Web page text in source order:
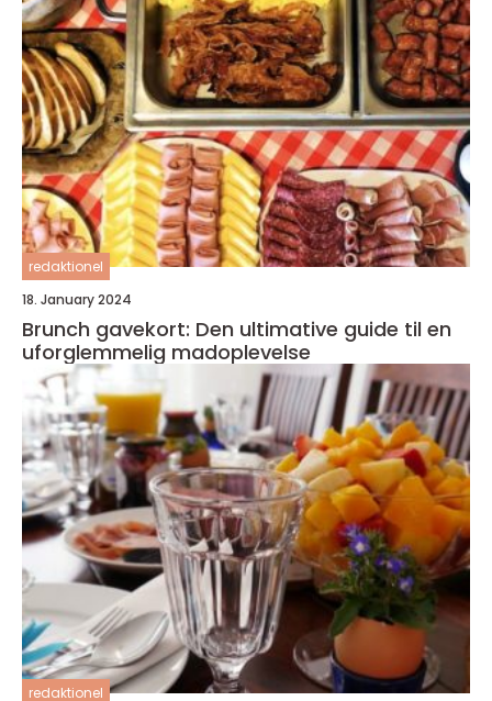
redaktionel
18. January 2024
Brunch gavekort: Den ultimative guide til en
uforglemmelig madoplevelse
redaktionel